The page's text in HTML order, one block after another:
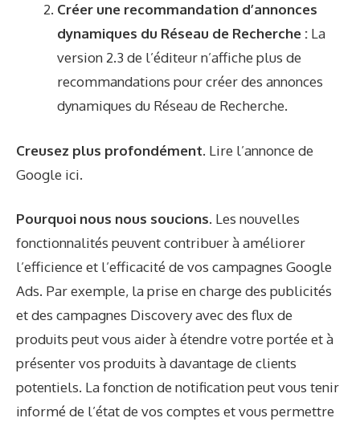
Créer une recommandation d’annonces
dynamiques du Réseau de Recherche : La
version 2.3 de l’éditeur n’affiche plus de
recommandations pour créer des annonces
dynamiques du Réseau de Recherche.
Creusez plus profondément. Lire l’annonce de
Google ici.
Pourquoi nous nous soucions. Les nouvelles
fonctionnalités peuvent contribuer à améliorer
l’efficience et l’efficacité de vos campagnes Google
Ads. Par exemple, la prise en charge des publicités
et des campagnes Discovery avec des flux de
produits peut vous aider à étendre votre portée et à
présenter vos produits à davantage de clients
potentiels. La fonction de notification peut vous tenir
informé de l’état de vos comptes et vous permettre